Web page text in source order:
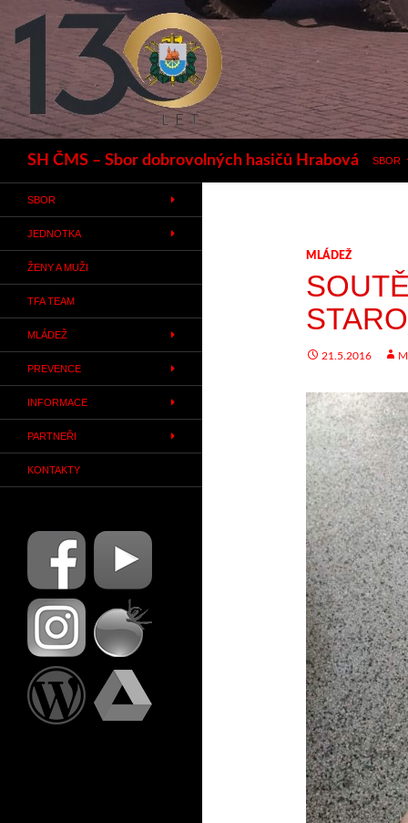
SH ČMS – Sbor dobrovolných hasičů Hrabová SBOR
MLÁDEŽ
21.5.2016
SBOR
JEDNOTKA
ŽENY A MUŽI
TFA TEAM
MLÁDEŽ
PREVENCE
INFORMACE
PARTNEŘI
KONTAKTY